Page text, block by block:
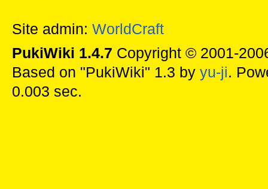
Site admin: WorldCraft
PukiWiki 1.4.7 Copyright © 2001-
Based on "PukiWiki" 1.3 by yu-ji.
0.003 sec.